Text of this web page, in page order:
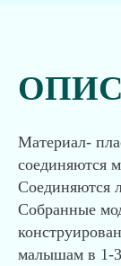
Материал-
соединяются
Соединяются
Собранные
малышам в 1-